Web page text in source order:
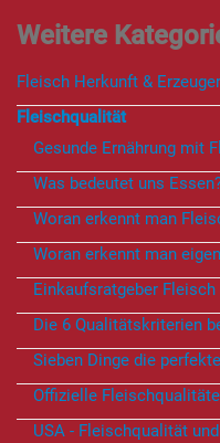
Fleisch Herkunft & Erzeuger
Fleischqualität
Gesunde Ernährung mit
Was bedeutet uns
Woran erkennt man
Woran erkennt man
Einkaufsratgeber Fleisch
Die 6 Qualitätskriterien
Sieben Dinge die
Offizielle
USA - Fleischqualität